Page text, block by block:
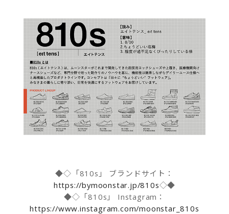
◆◇「810s」 ブランドサイト：
https://bymoonstar.jp/810s◇◆
◆◇「810s」 Instagram：
https://www.instagram.com/moonstar_810s